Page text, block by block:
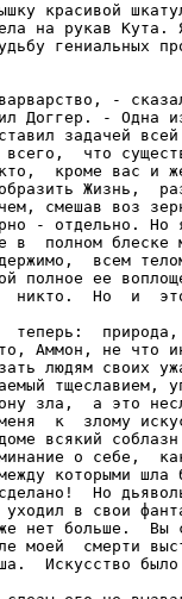
красивой
на рукав Кута.
гениальных
-
Доггер. - Одна
задачей всей
что
кроме вас и
Жизнь,
смешав воз
- отдельно.
полном блеске
всем
полное ее
Но  и
теперь:
Аммон, не что
людям своих
тщеславием,
зла,  а это
меня  к  злому
всякий
о себе,
которыми шла
Но
в свои
нет больше.  Вы
смерти
Искусство